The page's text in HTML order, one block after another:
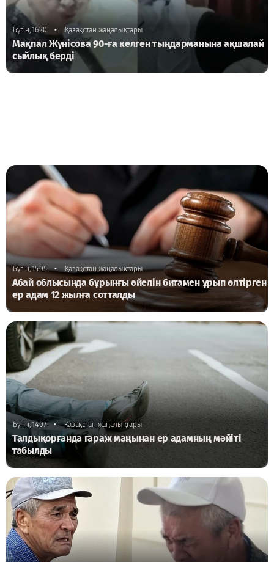
Бүгін, 16:20 • Қазақстан жаңалықтары
Мақпал Жүнісова 90-ға келген тыңдарманына ақшалай
сыйлық берді
Бүгін, 15:05 • Қазақстан жаңалықтары
Абай облысында бұрынғы әйелін битамен ұрып өлтірген
ер адам 12 жылға сотталды
Бүгін, 14:07 • Қазақстан жаңалықтары
Талдықорғанда гараж маңынан ер адамның мәйіті
табылды